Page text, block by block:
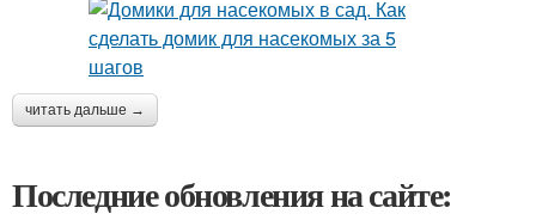
читать дальше →
Последние обновления на сайте: